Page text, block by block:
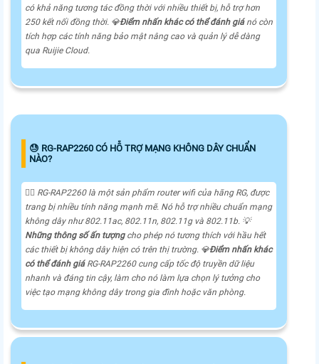
có khả năng tương tác đồng thời với nhiều thiết bị, hỗ trợ hơn
250 kết nối đồng thời. 💎Điểm nhấn khác có thể đánh giá nó còn
tích hợp các tính năng bảo mật nâng cao và quản lý dễ dàng
qua Ruijie Cloud.
😓 RG-RAP2260 CÓ HỖ TRỢ MẠNG KHÔNG DÂY CHUẨN
NÀO?
🙆‍♀️ RG-RAP2260 là một sản phẩm router wifi của hãng RG, được
trang bị nhiều tính năng mạnh mẽ. Nó hỗ trợ nhiều chuẩn mạng
không dây như 802.11ac, 802.11n, 802.11g và 802.11b. 💡
Những thông số ấn tượngcho phép nó tương thích với hầu hết
các thiết bị không dây hiện có trên thị trường. 💎Điểm nhấn khác
có thể đánh giá RG-RAP2260 cung cấp tốc độ truyền dữ liệu
nhanh và đáng tin cậy, làm cho nó làm lựa chọn lý tưởng cho
việc tạo mạng không dây trong gia đình hoặc văn phòng.